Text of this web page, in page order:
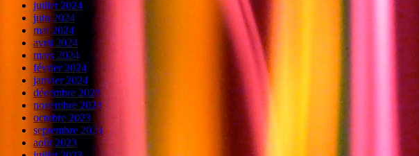
juillet 2024
juin 2024
mai 2024
avril 2024
mars 2024
février 2024
janvier 2024
décembre 2023
novembre 2023
octobre 2023
septembre 2023
août 2023